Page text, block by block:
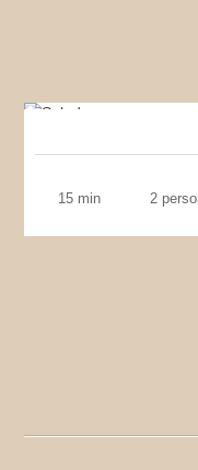
15 min 2